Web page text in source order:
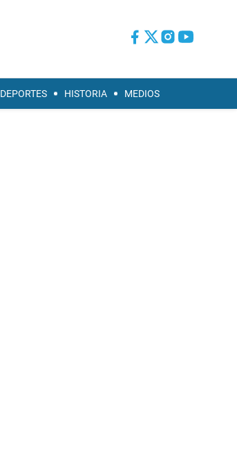
DEPORTES HISTORIA MEDIOS